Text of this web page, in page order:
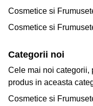
Cosmetice si
Cosmetice si
Categorii noi
Cele mai noi categorii,
produs in aceasta
Cosmetice si